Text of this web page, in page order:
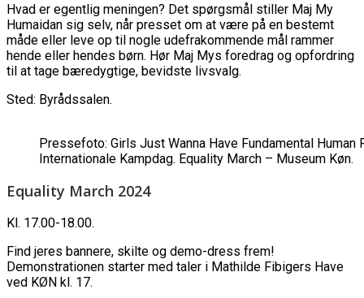
Hvad er egentlig meningen? Det spørgsmål stiller Maj My
Humaidan sig selv, når presset om at være på en bestemt
måde eller leve op til nogle udefrakommende mål rammer
hende eller hendes børn. Hør Maj Mys foredrag og opfordring
til at tage bæredygtige, bevidste livsvalg.
Sted: Byrådssalen.
Pressefoto: Girls Just Wanna Have Fundamental Human
Internationale Kampdag. Equality March – Museum Køn.
Equality March 2024
Kl. 17.00-18.00.
Find jeres bannere, skilte og demo-dress frem!
Demonstrationen starter med taler i Mathilde Fibigers Have
ved KØN kl. 17.